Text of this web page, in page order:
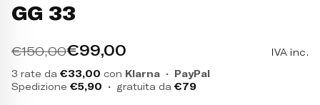
OCCHIALE DA VISTA
GG 33
€150,00€99,00
IVA inc.
3 rate da €33,00 con Klarna · PayPal
Spedizione €5,90 · gratuita da €79